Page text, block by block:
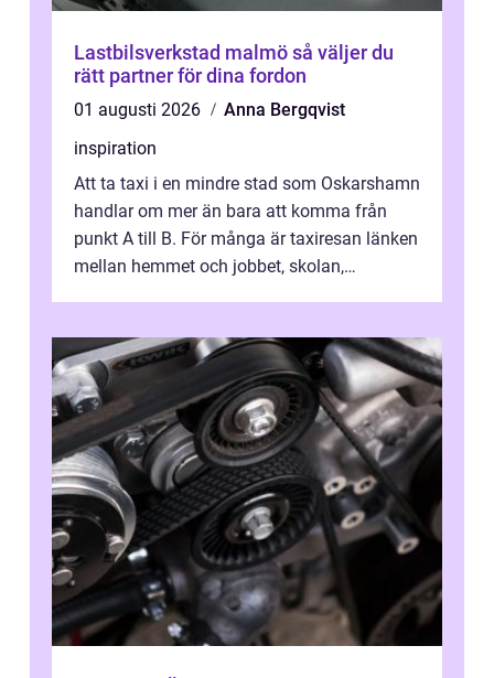
Lastbilsverkstad malmö så väljer du
rätt partner för dina fordon
01 augusti 2026
Anna Bergqvist
inspiration
Att ta taxi i en mindre stad som Oskarshamn
handlar om mer än bara att komma från
punkt A till B. För många är taxiresan länken
mellan hemmet och jobbet, skolan,